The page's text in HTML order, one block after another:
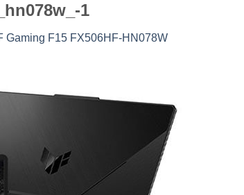
1
Gaming F15 FX506HF-HN078W